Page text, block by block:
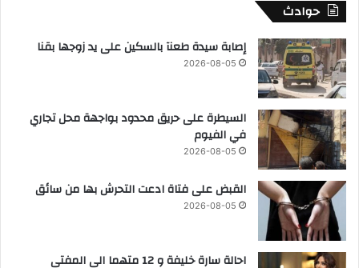
حوادث
إصابة سيدة طعنآ بالسكين على يد زوجها بقنا
2026-08-05
السيطرة على حريق محدود بواجهة محل تجاري
في الفيوم
2026-08-05
القبض على فتاة ادعت التحرش بها من سائق
2026-08-05
احالة سارة خليفة و 12 متهما الى المفتى